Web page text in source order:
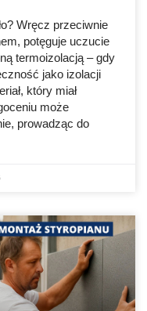
Wręcz przeciwnie
potęguje uczucie
termoizolacją – gdy
jako izolacji
który miał
może
prowadząc do